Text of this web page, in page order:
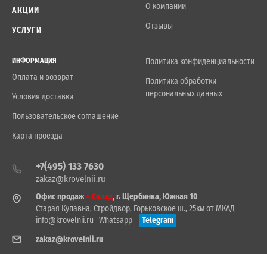
АКЦИИ
УСЛУГИ
О компании
Отзывы
ИНФОРМАЦИЯ
Оплата и возврат
Условия доставки
Пользовательское соглашение
Карта проезда
Политика конфиденциальности
Политика обработки
персональных данных
+7(495) 133 7630
zakaz@krovelnii.ru
Офис продаж+ Склад, г. Щербинка, Южная 10
Старая Купавна, Стройдвор, Горьковское ш., 25км от МКАД
info@krovelnii.ru Whatsapp
Telegram
zakaz@krovelnii.ru